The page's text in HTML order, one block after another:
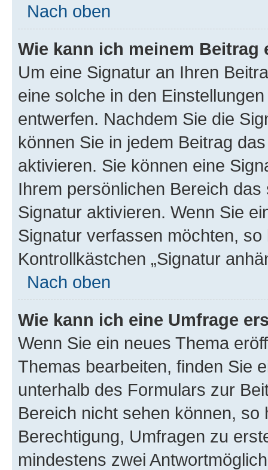
Nach oben
Wie kann ich meinem
Um eine Signatur an Ihren
eine solche in den
entwerfen. Nachdem Sie die
können Sie in jedem Beitrag
aktivieren. Sie können eine
Ihrem persönlichen Bereich
Signatur aktivieren. Wenn Sie
Signatur verfassen möchten,
Kontrollkästchen „Signatur
Nach oben
Wie kann ich eine Umfrage
Wenn Sie ein neues Thema
Themas bearbeiten, finden Sie
unterhalb des Formulars zur
Bereich nicht sehen können,
Berechtigung, Umfragen zu
mindestens zwei